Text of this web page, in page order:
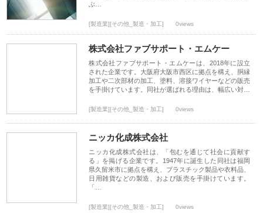
ぶ…
[製造業][その他_製造・加工] 0views
株式会社ファブサポート・エムケー
株式会社ファブサポート・エムケーは、2018年に設立
された企業です。大阪府大阪市西区に拠点を構え、胴縁
加工や二次部材の加工、塗料、溶接ワイヤーなどの販売
を手掛けています。同社が選ばれる理由は、幅広い対…
[製造業][その他_製造・加工] 0views
ニッカ化成株式会社
ニッカ化成株式会社は、「包むを通じて社会に貢献す
る」を掲げる企業です。1947年に誕生した同社は福岡
県久留米市に拠点を構え、プラスチック製品や衣料品、
日用雑貨などの製造、および販売を手掛けています。
「…
[製造業][その他_製造・加工] 0views